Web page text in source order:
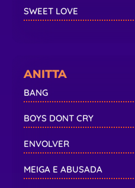
SWEET LOVE
ANITTA
BANG
BOYS DONT CRY
ENVOLVER
MEIGA E ABUSADA